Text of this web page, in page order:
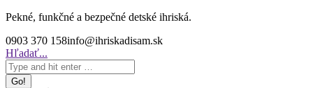
Skip
content
Pekné, funkčné a bezpečné detské ihriská.
0903 370 158info@ihriskadisam.sk
Search:
Hľadať...